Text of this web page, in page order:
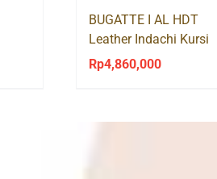
BUGATTE I AL HDT
Leather Indachi Kursi
Direktur Manager
Rp4,860,000